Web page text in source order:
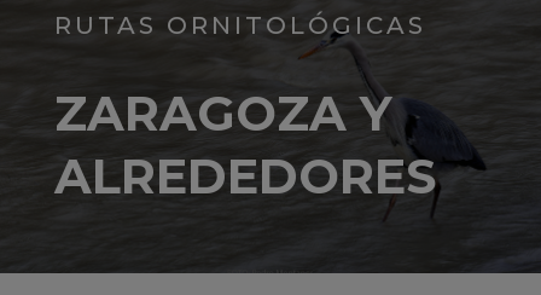
RUTAS ORNITOLÓGICAS
ZARAGOZA Y
ALREDEDORES